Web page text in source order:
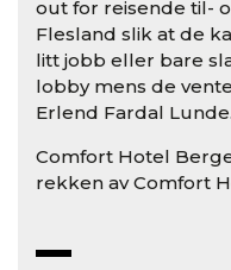
out for reisende til-
Flesland slik at de
litt jobb eller bare
lobby mens de
Erlend Fardal Lunde.
Comfort Hotel
rekken av Comfort